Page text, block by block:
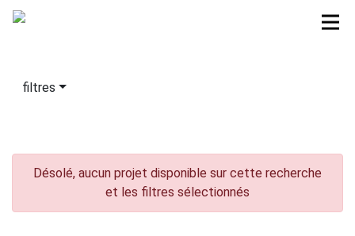
filtres
Désolé, aucun projet disponible sur cette recherche
et les filtres sélectionnés